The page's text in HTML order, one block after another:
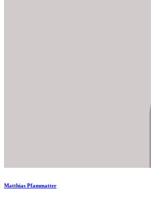
Matthias Pfammatter